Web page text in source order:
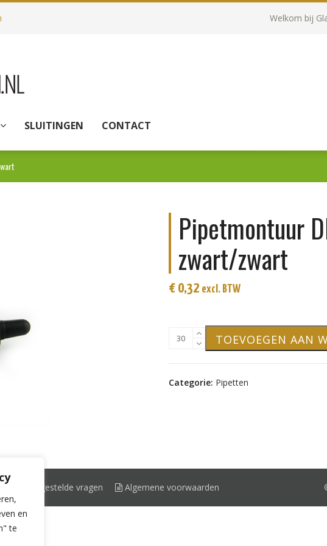
en
te
Welkom bij
SLUITINGEN CONTACT
Pipetmontuur
zwart/zwart
€0,32 excl. BTW
Pipetmontuur
aantal
TOEVOEGEN AAN
Categorie: Pipetten
Veel gestelde vragen Algemene voorwaarden